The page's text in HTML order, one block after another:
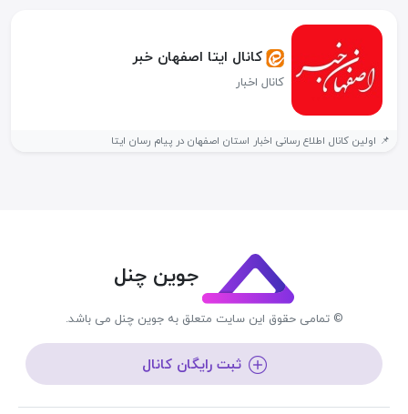
کانال ایتا اصفهان خبر
کانال اخبار
📌 اولین کانال اطلاع رسانی اخبار استان اصفهان در پیام رسان ایتا
جوین چنل
© تمامی حقوق این سایت متعلق به جوین چنل می باشد.
ثبت رایگان کانال